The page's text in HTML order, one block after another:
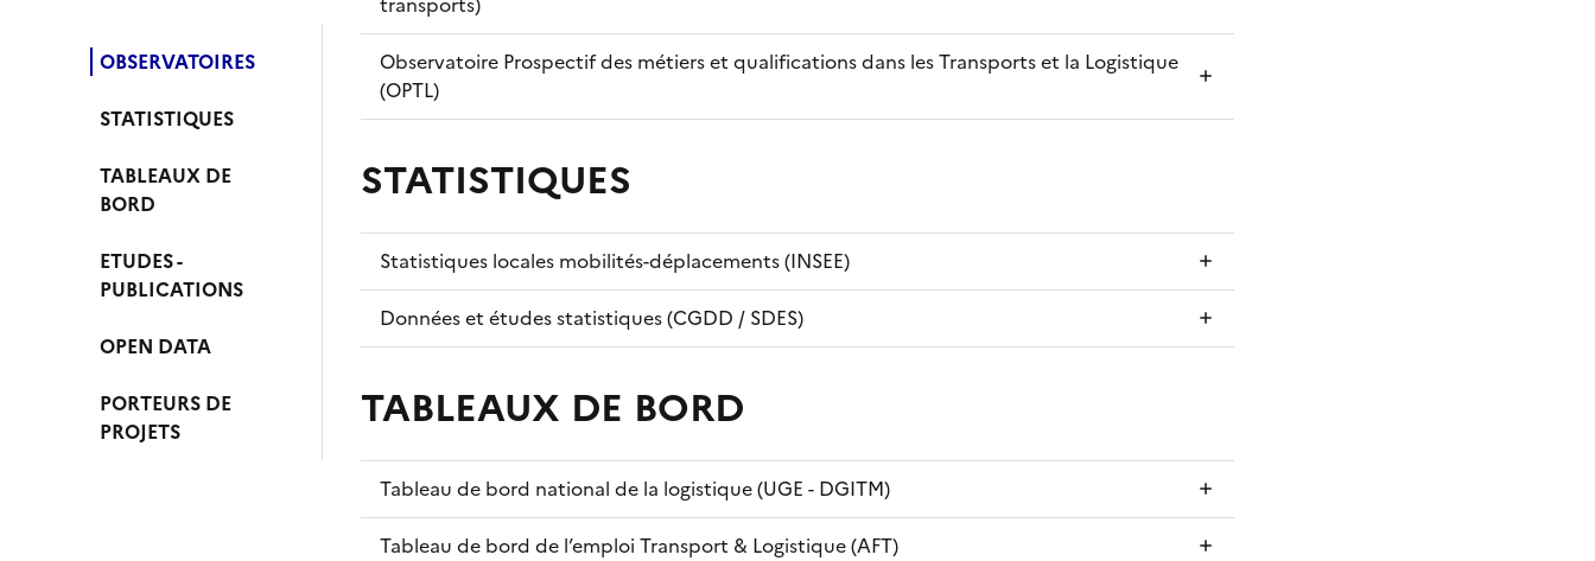
OBSERVATOIRES
STATISTIQUES
TABLEAUX DE
BORD
ETUDES -
PUBLICATIONS
OPEN DATA
PORTEURS DE
PROJETS
Observatoire Prospectif des métiers et qualifications dans les Transports et la Logistique
(OPTL)
STATISTIQUES
Statistiques locales mobilités-déplacements (INSEE)
Données et études statistiques (CGDD / SDES)
TABLEAUX DE BORD
Tableau de bord national de la logistique (UGE - DGITM)
Tableau de bord de l’emploi Transport & Logistique (AFT)